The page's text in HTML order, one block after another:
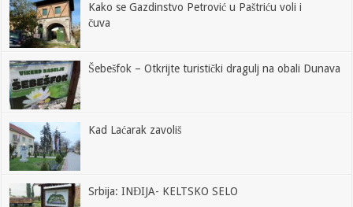
Kako se Gazdinstvo Petrović u Paštriću voli i
čuva
Šebešfok – Otkrijte turistički dragulj na obali Dunava
Kad Laćarak zavoliš
Srbija: INĐIJA- KELTSKO SELO